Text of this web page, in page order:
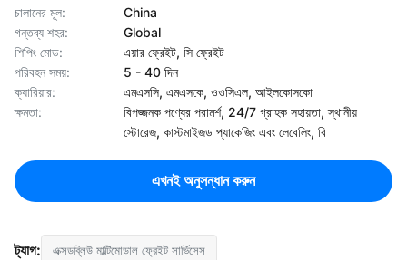
চালানের মূল:
China
গন্তব্য শহর:
Global
শিপিং মোড:
এয়ার ফ্রেইট, সি ফ্রেইট
পরিবহন সময়:
5 - 40 দিন
ক্যারিয়ার:
এমএসসি, এমএসকে, ওওসিএল, আইলকোসকো
ক্ষমতা:
বিপজ্জনক পণ্যের পরামর্শ, 24/7 গ্রাহক সহায়তা, স্থানীয়
স্টোরেজ, কাস্টমাইজড প্যাকেজিং এবং লেবেলিং, বি
এখনই অনুসন্ধান করুন
ট্যাগ: এক্সডব্লিউ মাল্টিমোডাল ফ্রেইট সার্ভিসেস